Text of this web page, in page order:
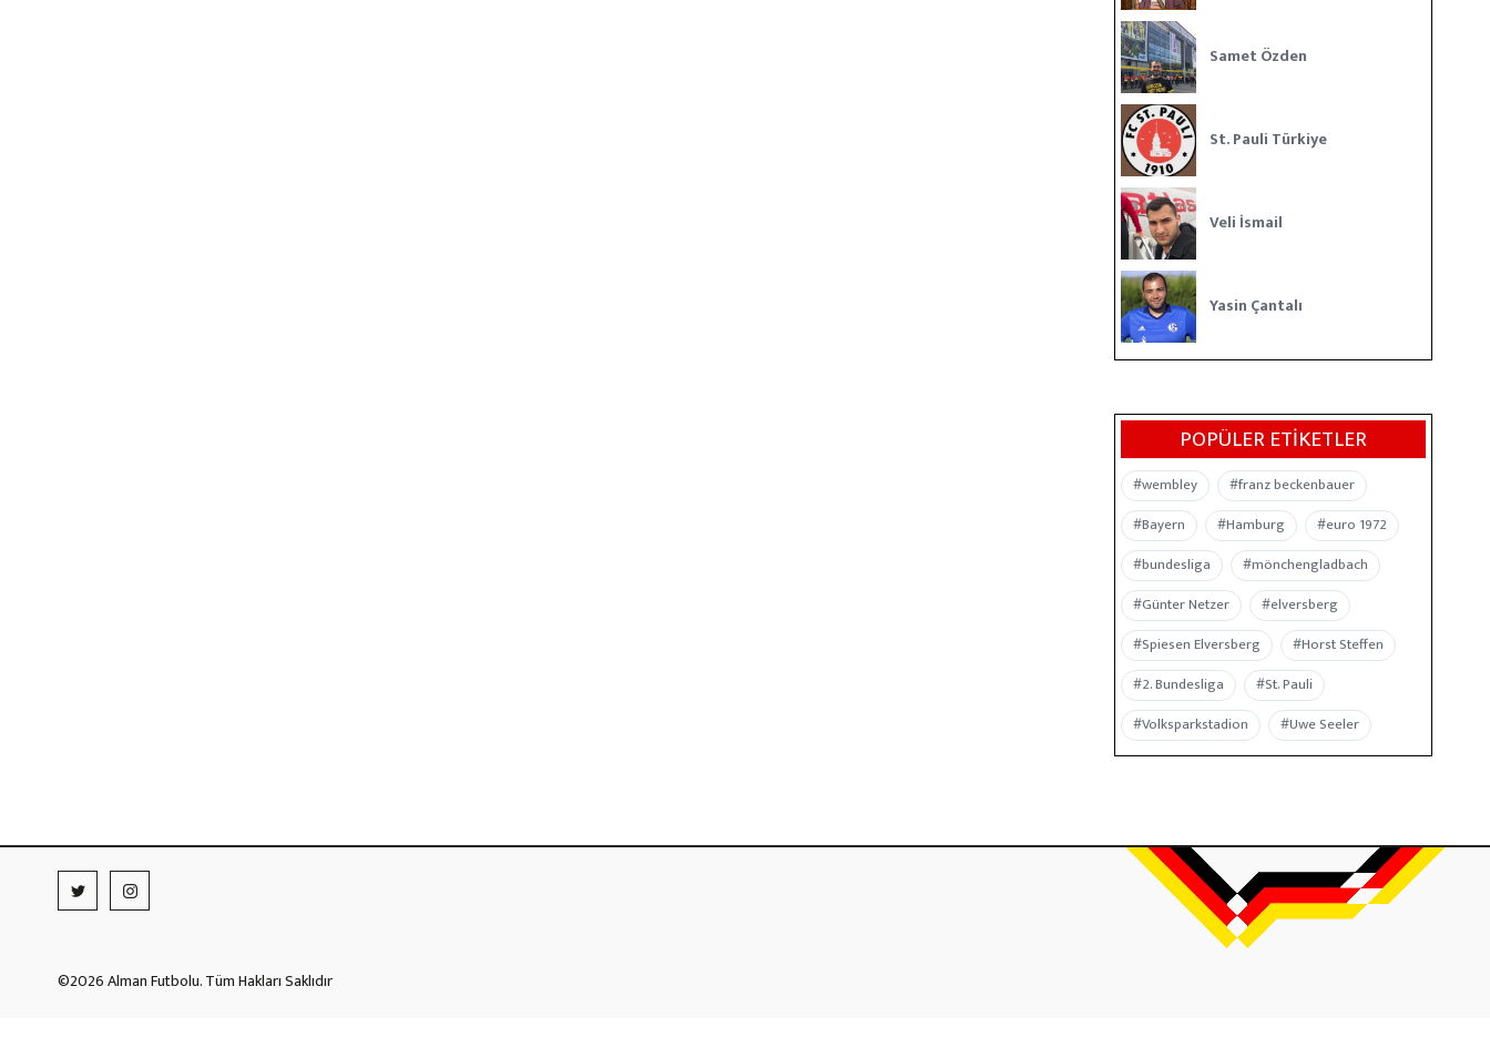
Samet Özden
St. Pauli Türkiye
Veli İsmail
Yasin Çantalı
POPÜLER ETIKETLER
#wembley
#franz beckenbauer
#Bayern
#Hamburg
#euro 1972
#bundesliga
#mönchengladbach
#Günter Netzer
#elversberg
#Spiesen Elversberg
#Horst Steffen
#2. Bundesliga
#St. Pauli
#Volksparkstadion
#Uwe Seeler
©2026 Alman Futbolu. Tüm Hakları Saklıdır